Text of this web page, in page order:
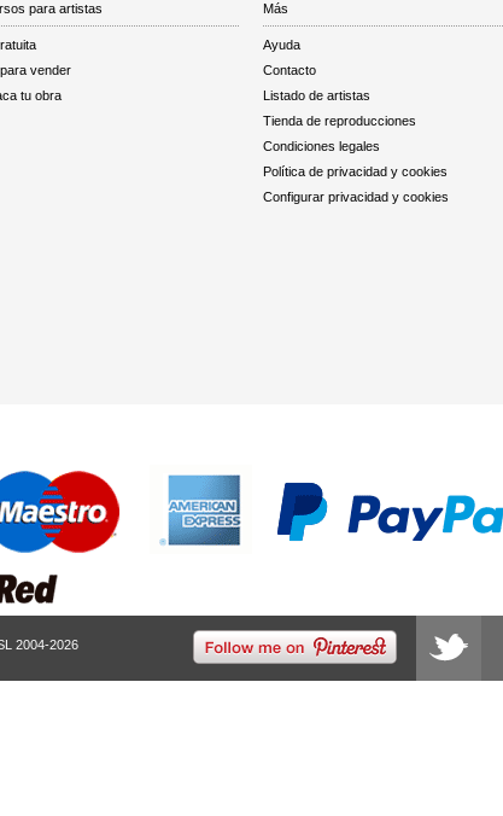
para artistas
vender
tu obra
Más
Ayuda
Contacto
Listado de artistas
Tienda de reproducciones
Condiciones legales
Política de privacidad y cookies
Configurar privacidad y cookies
2004-2026